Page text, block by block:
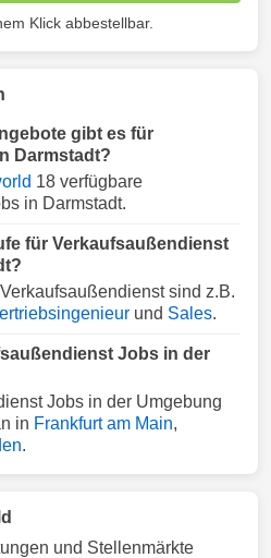
Klick abbestellbar.
gibt es für
Darmstadt?
18 verfügbare
in Darmstadt.
für Verkaufsaußendienst
sind z.B.
und Sales.
Jobs in der
Jobs in der Umgebung
in Frankfurt am Main,
.
und Stellenmärkte